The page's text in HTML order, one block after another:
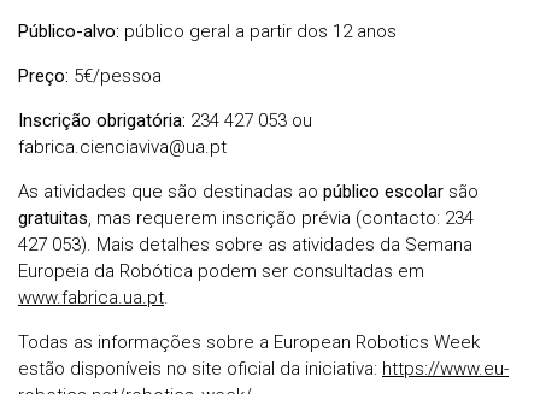
Público-alvo: público geral a partir dos 12 anos
Preço: 5€/pessoa
Inscrição obrigatória: 234 427 053 ou
fabrica.cienciaviva@ua.pt
As atividades que são destinadas ao público escolar são
gratuitas, mas requerem inscrição prévia (contacto: 234
427 053). Mais detalhes sobre as atividades da Semana
Europeia da Robótica podem ser consultadas em
www.fabrica.ua.pt.
Todas as informações sobre a European Robotics Week
estão disponíveis no site oficial da iniciativa: https://www.eu-